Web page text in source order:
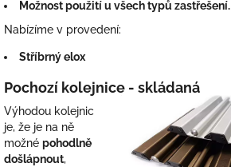
Možnost použití u všech typů zastřešení.
Nabízíme v provedení:
Stříbrný elox
Pochozí kolejnice - skládaná
Výhodou kolejnic
je, že je na ně
možné pohodlně
došlápnout,